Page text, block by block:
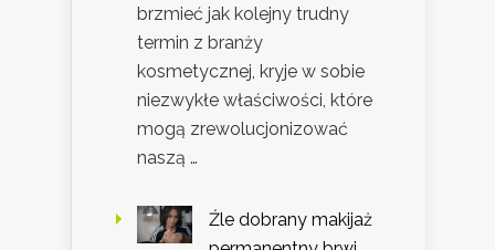
brzmieć jak kolejny trudny
termin z branży
kosmetycznej, kryje w sobie
niezwykłe właściwości, które
mogą zrewolucjonizować
naszą …
Źle dobrany makijaż